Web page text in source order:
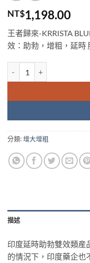
NT$1,198.00
王者歸來-KRRISTA
效：助勃，增粗，延時
分類:增大增粗
描述
印度延時助勃雙效類産
的情況下，印度藥企也